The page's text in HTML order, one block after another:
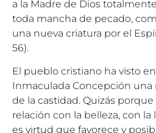
a la Madre de Dios
toda mancha de pecado,
una nueva criatura por el
56).
El pueblo cristiano ha visto
Inmaculada Concepción una
de la castidad. Quizás
relación con la belleza, con la
es virtud que favorece y